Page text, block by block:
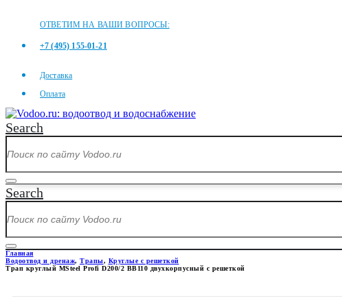
ОТВЕТИМ НА ВАШИ ВОПРОСЫ:
+7 (495) 155-01-21
Доставка
Оплата
Search
Search
Главная
Водоотвод и дренаж, Трапы, Круглые с решеткой
Трап круглый MSteel Profi D200/2 ВВ110 двухкорпусный с решеткой